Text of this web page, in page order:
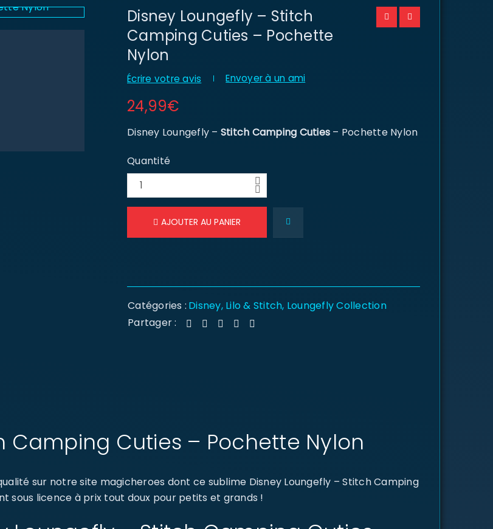
Disney Loungefly – Stitch
Camping Cuties – Pochette
Nylon
Écrire votre avis Envoyer à un ami
24,99€
Disney Loungefly – Stitch Camping Cuties – Pochette Nylon
Quantité
AJOUTER AU PANIER
Catégories : Disney, Lilo & Stitch, Loungefly Collection
Partager :
Camping Cuties – Pochette Nylon
sur notre site magicheroes dont ce sublime Disney Loungefly – Stitch Camping
sous licence à prix tout doux pour petits et grands !